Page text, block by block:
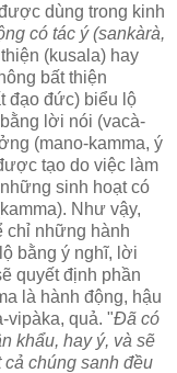
dùng trong kinh
có tác ý (sankàrà,
(kusala) hay
bất thiện
đạo đức) biểu lộ
lời nói (vacà-
(mano-kamma, ý
tạo do việc làm
sinh hoạt có
Như vậy,
chỉ những hành
bằng ý nghĩ, lời
quyết định phần
là hành động, hậu
vipàka, quả. "Ðã có
khẩu, hay ý, và sẽ
chúng sanh đều